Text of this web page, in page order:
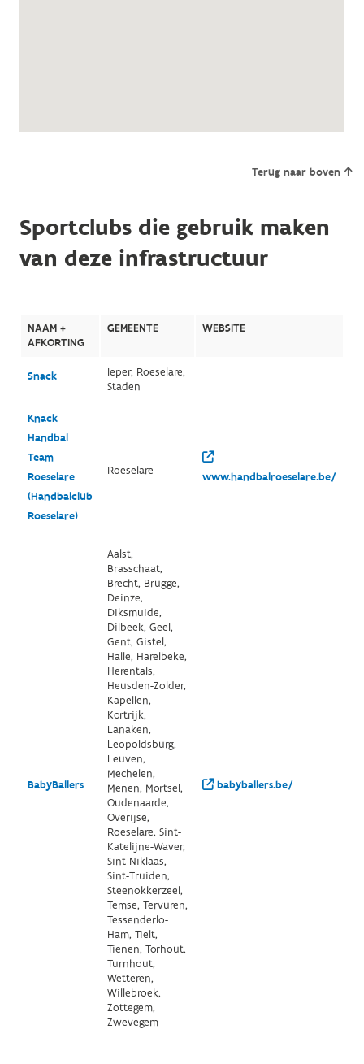
Terug naar boven
Sportclubs die gebruik maken
van deze infrastructuur
NAAM +
AFKORTING
GEMEENTE WEBSITE
Snack
Ieper, Roeselare,
Staden
Knack
Handbal
Team
Roeselare
(Handbalclub
Roeselare)
Roeselare www.handbalroeselare.be/
BabyBallers
Aalst,
Brasschaat,
Brecht, Brugge,
Deinze,
Diksmuide,
Dilbeek, Geel,
Gent, Gistel,
Halle, Harelbeke,
Herentals,
Heusden-Zolder,
Kapellen,
Kortrijk,
Lanaken,
Leopoldsburg,
Leuven,
Mechelen,
Menen, Mortsel,
Oudenaarde,
Overijse,
Roeselare, Sint-
Katelijne-Waver,
Sint-Niklaas,
Sint-Truiden,
Steenokkerzeel,
Temse, Tervuren,
Tessenderlo-
Ham, Tielt,
Tienen, Torhout,
Turnhout,
Wetteren,
Willebroek,
Zottegem,
Zwevegem
babyballers.be/